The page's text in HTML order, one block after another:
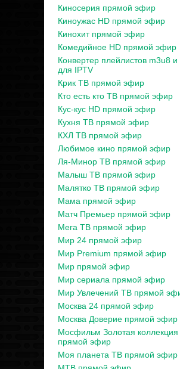
Киносерия прямой эфир
Киноужас HD прямой эфир
Кинохит прямой эфир
Комедийное HD прямой эфир
Конвертер плейлистов m3u8 и
для IPTV
Крик ТВ прямой эфир
Кто есть кто ТВ прямой эфир
Кус-кус HD прямой эфир
Кухня ТВ прямой эфир
КХЛ ТВ прямой эфир
Любимое кино прямой эфир
Ля-Минор ТВ прямой эфир
Малыш ТВ прямой эфир
Малятко ТВ прямой эфир
Мама прямой эфир
Матч Премьер прямой эфир
Мега ТВ прямой эфир
Мир 24 прямой эфир
Мир Premium прямой эфир
Мир прямой эфир
Мир сериала прямой эфир
Мир Увлечений ТВ прямой
Москва 24 прямой эфир
Москва Доверие прямой эфир
Мосфильм Золотая коллекция
прямой эфир
Моя планета ТВ прямой эфир